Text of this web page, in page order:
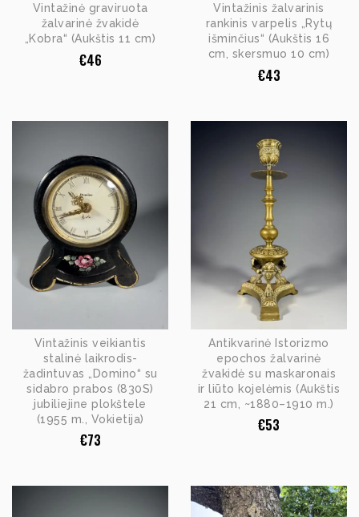
Vintažinė graviruota
žalvarinė žvakidė
„Kobra“ (Aukštis 11 cm)
€46
Vintažinis žalvarinis
rankinis varpelis „Rytų
išminčius“ (Aukštis 16
cm, skersmuo 10 cm)
€43
Vintažinis veikiantis
stalinė laikrodis-
žadintuvas „Domino“ su
sidabro prabos (830S)
jubiliejine plokštele
(1955 m., Vokietija)
€73
Antikvarinė Istorizmo
epochos žalvarinė
žvakidė su maskaronais
ir liūto kojelėmis (Aukštis
21 cm, ~1880–1910 m.)
€53